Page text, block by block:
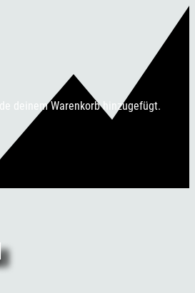
deinem Warenkorb hinzugefügt.